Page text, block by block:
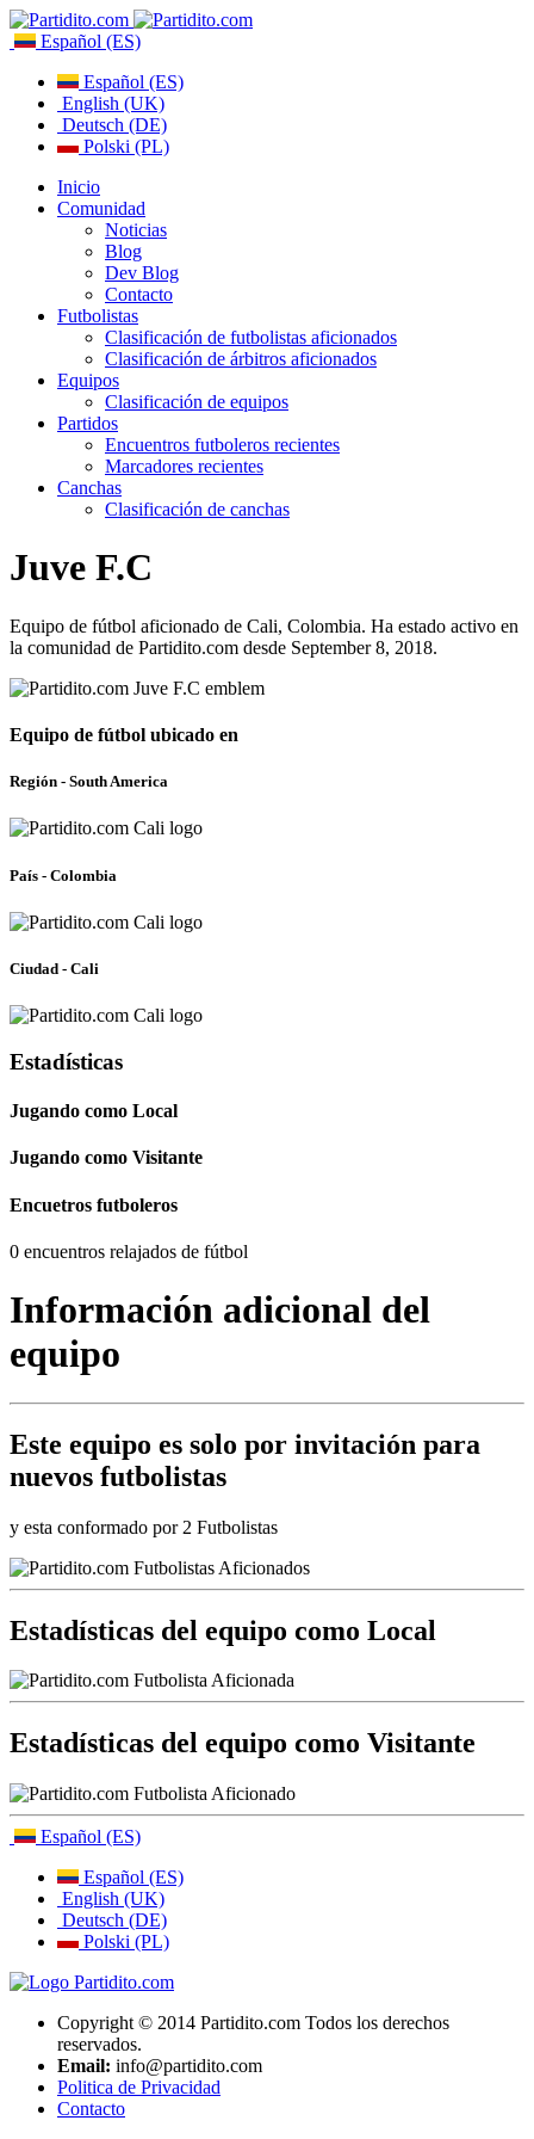
Español (ES)
Español (ES)
English (UK)
Deutsch (DE)
Polski (PL)
Inicio
Comunidad
Noticias
Blog
Dev Blog
Contacto
Futbolistas
Clasificación de futbolistas aficionados
Clasificación de árbitros aficionados
Equipos
Clasificación de equipos
Partidos
Encuentros futboleros recientes
Marcadores recientes
Canchas
Clasificación de canchas
Juve F.C
Equipo de fútbol aficionado de Cali, Colombia. Ha estado activo en
la comunidad de Partidito.com desde September 8, 2018.
Equipo de fútbol ubicado en
Región - South America
País - Colombia
Ciudad - Cali
Estadísticas
Jugando como Local
Jugando como Visitante
Encuetros futboleros
0 encuentros relajados de fútbol
Información adicional del
equipo
Este equipo es solo por invitación para
nuevos futbolistas
y esta conformado por 2 Futbolistas
Estadísticas del equipo como Local
Estadísticas del equipo como Visitante
Español (ES)
Español (ES)
English (UK)
Deutsch (DE)
Polski (PL)
Copyright © 2014 Partidito.com Todos los derechos
reservados.
Email: info@partidito.com
Politica de Privacidad
Contacto